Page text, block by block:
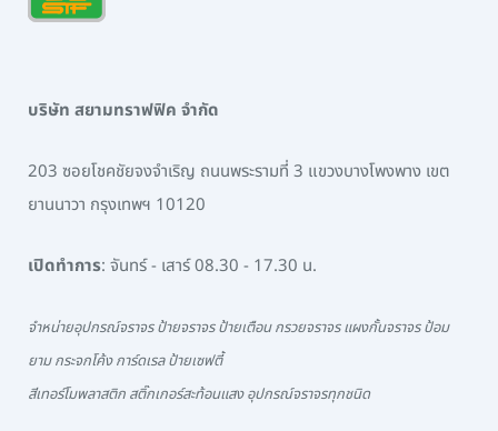
บริษัท สยามทราฟฟิค จำกัด
203 ซอยโชคชัยจงจำเริญ ถนนพระรามที่ 3 แขวงบางโพงพาง เขต
ยานนาวา กรุงเทพฯ 10120
เปิดทำการ: จันทร์ - เสาร์ 08.30 - 17.30 น.
จำหน่ายอุปกรณ์จราจร ป้ายจราจร ป้ายเตือน กรวยจราจร แผงกั้นจราจร ป้อม
ยาม กระจกโค้ง การ์ดเรล ป้ายเซฟตี้
สีเทอร์โมพลาสติก สติ๊กเกอร์สะท้อนแสง อุปกรณ์จราจรทุกชนิด